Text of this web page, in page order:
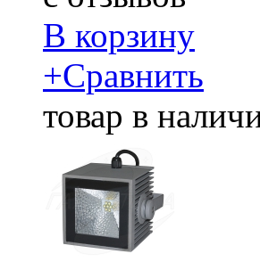
В корзину
+Сравнить
товар в